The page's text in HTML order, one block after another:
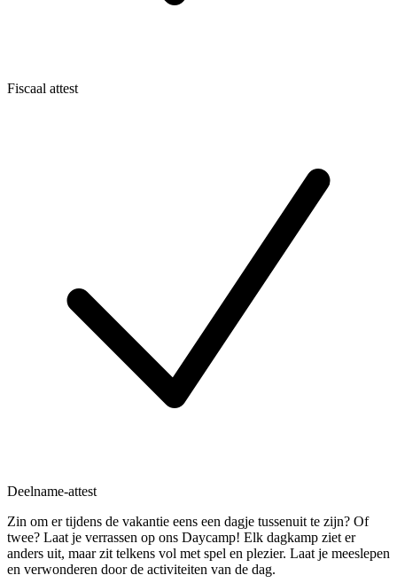
Fiscaal attest
Deelname-attest
Zin om er tijdens de vakantie eens een dagje tussenuit te zijn? Of
twee? Laat je verrassen op ons Daycamp! Elk dagkamp ziet er
anders uit, maar zit telkens vol met spel en plezier. Laat je meeslepen
en verwonderen door de activiteiten van de dag.